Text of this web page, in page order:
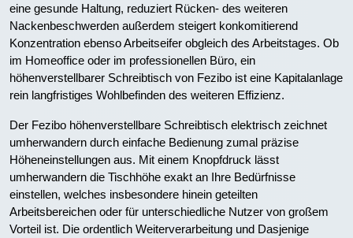
eine gesunde Haltung, reduziert Rücken- des weiteren
Nackenbeschwerden außerdem steigert konkomitierend
Konzentration ebenso Arbeitseifer obgleich des Arbeitstages. Ob
im Homeoffice oder im professionellen Büro, ein
höhenverstellbarer Schreibtisch von Fezibo ist eine Kapitalanlage
rein langfristiges Wohlbefinden des weiteren Effizienz.
Der Fezibo höhenverstellbare Schreibtisch elektrisch zeichnet
umherwandern durch einfache Bedienung zumal präzise
Höheneinstellungen aus. Mit einem Knopfdruck lässt
umherwandern die Tischhöhe exakt an Ihre Bedürfnisse
einstellen, welches insbesondere hinein geteilten
Arbeitsbereichen oder für unterschiedliche Nutzer von großem
Vorteil ist. Die ordentlich Weiterverarbeitung und Dasjenige